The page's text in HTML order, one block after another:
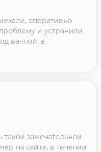
оперативно
и устранили
ванной, в
такой замечательной
на сайте, в течении